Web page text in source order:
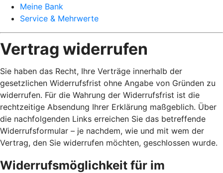
Meine Bank
Service & Mehrwerte
Vertrag widerrufen
Sie haben das Recht, Ihre Verträge innerhalb der
gesetzlichen Widerrufsfrist ohne Angabe von Gründen zu
widerrufen. Für die Wahrung der Widerrufsfrist ist die
rechtzeitige Absendung Ihrer Erklärung maßgeblich. Über
die nachfolgenden Links erreichen Sie das betreffende
Widerrufsformular – je nachdem, wie und mit wem der
Vertrag, den Sie widerrufen möchten, geschlossen wurde.
Widerrufsmöglichkeit für im